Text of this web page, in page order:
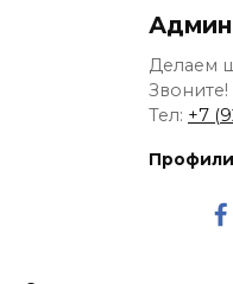
Делаем
Звоните!
Тел: +7